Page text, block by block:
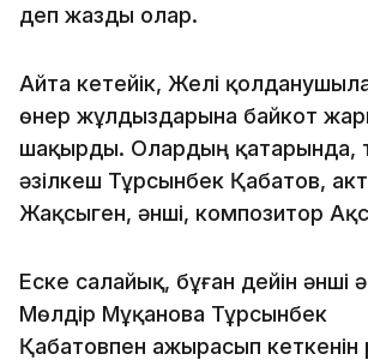
деп жазды олар.
Айта кетейік, Желі
өнер жұлдыздарына байкот
шақырды. Олардың қатарында,
әзілкеш Тұрсынбек Қабатов,
Жақсыген, әнші, композитор
Еске салайық, бұған дейін әнші
Мөлдір Мұқанова Тұрсынбек
Қабатовпен ажырасып кеткенін